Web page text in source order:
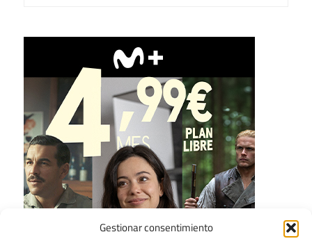
Gestionar consentimiento